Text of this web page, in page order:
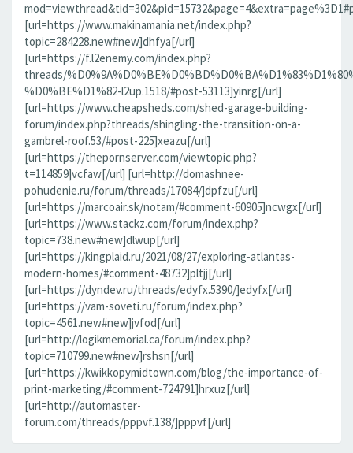
[url=https://www.makinamania.net/index.php?
topic=284228.new#new]dhfya[/url]
[url=https://f.l2enemy.com/index.php?
threads/
%D0%BE%D1%82-l2up.1518/#post-53113]yinrg[/url]
[url=https://www.cheapsheds.com/shed-garage-building-
forum/index.php?threads/shingling-the-transition-on-a-
gambrel-roof.53/#post-225]xeazu[/url]
[url=https://thepornserver.com/viewtopic.php?
t=114859]vcfaw[/url] [url=http://domashnee-
pohudenie.ru/forum/threads/17084/]dpfzu[/url]
[url=https://marcoair.sk/notam/#comment-60905]ncwgx[/url]
[url=https://www.stackz.com/forum/index.php?
topic=738.new#new]dlwup[/url]
[url=https://kingplaid.ru/2021/08/27/exploring-atlantas-
modern-homes/#comment-48732]pltjj[/url]
[url=https://dyndev.ru/threads/edyfx.5390/]edyfx[/url]
[url=https://vam-soveti.ru/forum/index.php?
topic=4561.new#new]jvfod[/url]
[url=http://logikmemorial.ca/forum/index.php?
topic=710799.new#new]rshsn[/url]
[url=https://kwikkopymidtown.com/blog/the-importance-of-
print-marketing/#comment-724791]hrxuz[/url]
[url=http://automaster-
forum.com/threads/pppvf.138/]pppvf[/url]